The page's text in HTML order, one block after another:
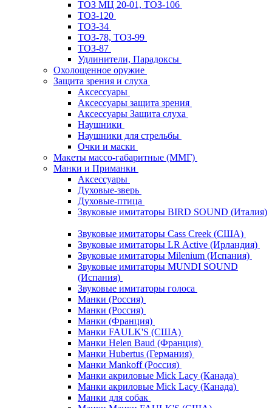
ТОЗ МЦ 20-01, ТОЗ-106
ТОЗ-120
ТОЗ-34
ТОЗ-78, ТОЗ-99
ТОЗ-87
Удлинители, Парадоксы
Охолощенное оружие
Защита зрения и слуха
Аксессуары
Аксессуары защита зрения
Аксессуары Защита слуха
Наушники
Наушники для стрельбы
Очки и маски
Макеты массо-габаритные (ММГ)
Манки и Приманки
Аксессуары
Духовые-зверь
Духовые-птица
Звуковые имитаторы BIRD SOUND (Италия)
Звуковые имитаторы Cass Creek (США)
Звуковые имитаторы LR Active (Ирландия)
Звуковые имитаторы Milenium (Испания)
Звуковые имитаторы MUNDI SOUND
(Испания)
Звуковые имитаторы голоса
Манки (Россия)
Манки (Россия)
Манки (Франция)
Манки FAULK'S (США)
Манки Helen Baud (Франция)
Манки Hubertus (Германия)
Манки Mankoff (Россия)
Манки акриловые Mick Lacy (Канада)
Манки акриловые Mick Lacy (Канада)
Манки для собак